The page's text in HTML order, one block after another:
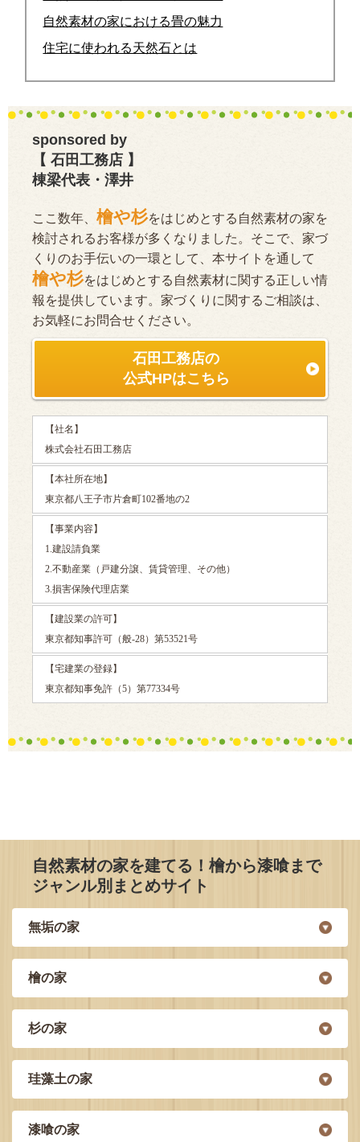
自然素材の家における畳の魅力
住宅に使われる天然石とは
sponsored by
【 石田工務店 】
棟梁代表・澤井
ここ数年、 檜や杉をはじめとする自然素材の家を
検討されるお客様が多くなりました。そこで、家づ
くりのお手伝いの一環として、本サイトを通して
檜や杉をはじめとする自然素材に関する正しい情
報を提供しています。家づくりに関するご相談は、
お気軽にお問合せください。
石田工務店の
公式HPはこちら
【社名】
株式会社石田工務店
【本社所在地】
東京都八王子市片倉町102番地の2
【事業内容】
1.建設請負業
2.不動産業（戸建分譲、賃貸管理、その他）
3.損害保険代理店業
【建設業の許可】
東京都知事許可（般-28）第53521号
【宅建業の登録】
東京都知事免許（5）第77334号
自然素材の家を建てる！檜から漆喰まで
ジャンル別まとめサイト
無垢の家
檜の家
杉の家
珪藻土の家
漆喰の家